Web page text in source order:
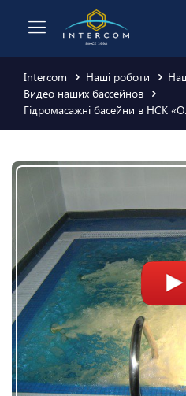
Intercom Наші роботи
Видео наших бассейнов
Гідромасажні басейни в НСК